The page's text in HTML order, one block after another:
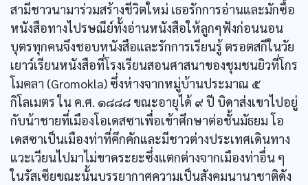
สามีชาวนามาร่วมสร้างชีวิตใหม่ เธอรักการอ่านและมักซื้อ
หนังสือทางไปรษณีย์ทั้งอ่านหนังสือให้ลูกๆฟังก่อนนอน
บุตรทุกคนจึงชอบหนังสือและรักการเรียนรู้ ตรอตสกีในวัย
เยาว์เรียนหนังสือที่โรงเรียนสอนศาสนาของชุมชนยิวที่โกร
โมคลา (Gromokla) ซึ่งห่างจากหมู่บ้านประมาณ ๕
กิโลเมตร ใน ค.ศ. ๑๘๘๘ ขณะอายุได้ ๙ ปี บิดาส่งเขาไปอยู่
กับน้าชายที่เมืองโอเดสซาเพื่อเข้าศึกษาต่อชั้นมัธยม โอ
เดสซาเป็นเมืองท่าที่คึกคักและมีชาวต่างประเทศเดินทาง
แวะเวียนไปมาไม่ขาดระยะซึ่งแตกต่างจากเมืองท่าอื่น ๆ
ในรัสเซียขณะนั้นบรรยากาศความเป็นสังคมนานาชาติดัง